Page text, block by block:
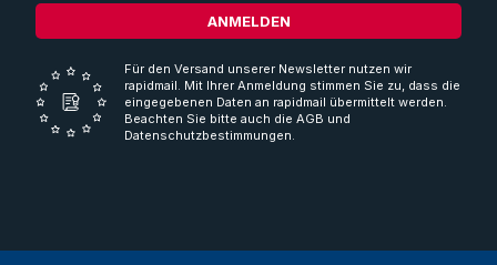
ANMELDEN
Für den Versand unserer Newsletter nutzen wir
rapidmail. Mit Ihrer Anmeldung stimmen Sie zu, dass die
eingegebenen Daten an rapidmail übermittelt werden.
Beachten Sie bitte auch die AGB und
Datenschutzbestimmungen.